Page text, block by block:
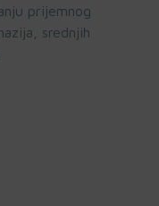
prijemnog
srednjih